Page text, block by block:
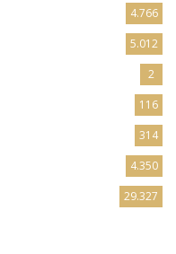
4.766
5.012
2
116
314
4.350
29.327